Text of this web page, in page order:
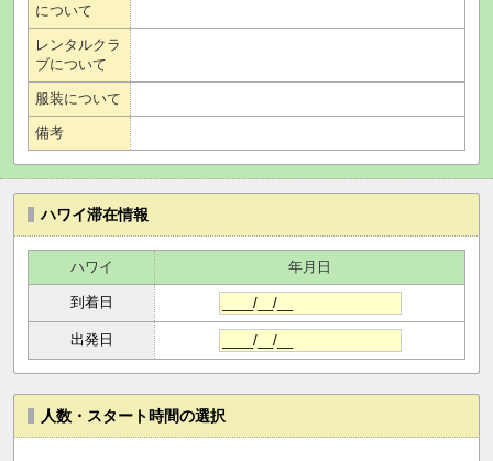
について
レンタルクラ
ブについて
服装について
備考
ハワイ滞在情報
ハワイ 年月日
到着日
出発日
人数・スタート時間の選択